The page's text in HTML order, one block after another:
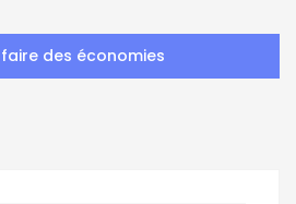
faire des économies